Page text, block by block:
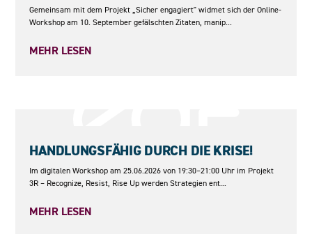
Gemeinsam mit dem Projekt „Sicher engagiert" widmet sich der Online-
Workshop am 10. September gefälschten Zitaten, manip...
MEHR LESEN
HANDLUNGSFÄHIG DURCH DIE KRISE!
Im digitalen Workshop am 25.06.2026 von 19:30–21:00 Uhr im Projekt
3R – Recognize, Resist, Rise Up werden Strategien ent...
MEHR LESEN